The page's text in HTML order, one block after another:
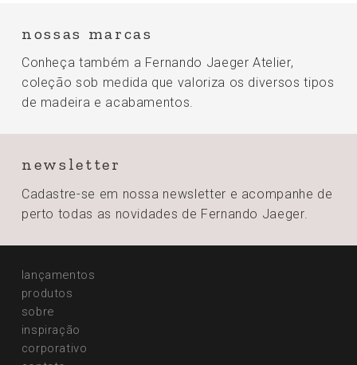
nossas marcas
Conheça também a Fernando Jaeger Atelier,
coleção sob medida que valoriza os diversos tipos
de madeira e acabamentos.
newsletter
Cadastre-se em nossa newsletter e acompanhe de
perto todas as novidades de Fernando Jaeger.
lançamentos
produtos
sobre
inspiração
corporativo